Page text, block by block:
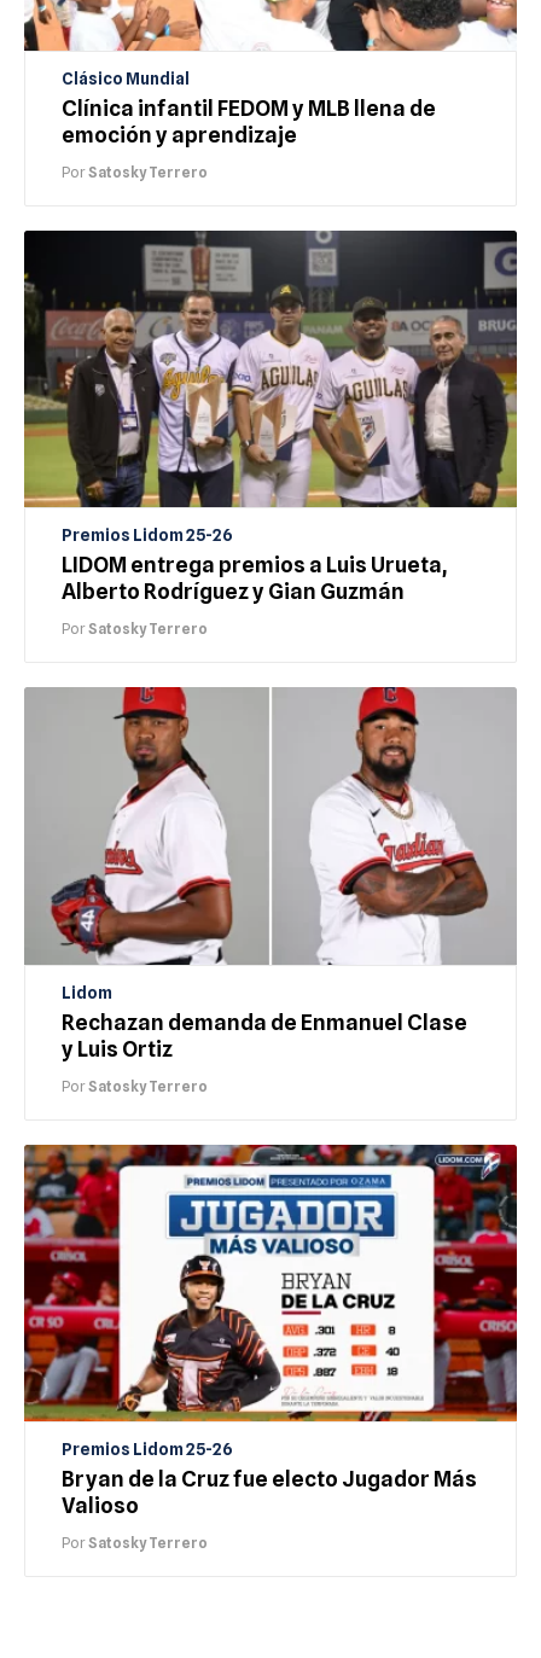
Clásico Mundial
Clínica infantil FEDOM y MLB llena de
emoción y aprendizaje
PorSatosky Terrero
Premios Lidom 25-26
LIDOM entrega premios a Luis Urueta,
Alberto Rodríguez y Gian Guzmán
PorSatosky Terrero
Lidom
Rechazan demanda de Enmanuel Clase
y Luis Ortiz
PorSatosky Terrero
Premios Lidom 25-26
Bryan de la Cruz fue electo Jugador Más
Valioso
PorSatosky Terrero